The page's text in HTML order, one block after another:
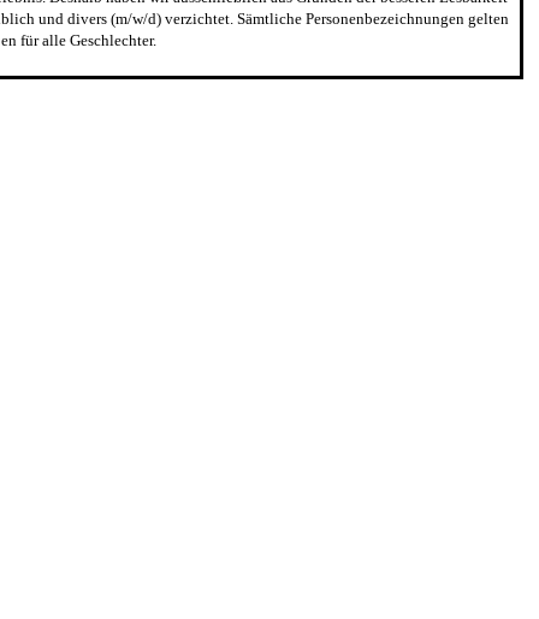
und divers (m/w/d) verzichtet. Sämtliche Personenbezeichnungen gelten
für alle Geschlechter.